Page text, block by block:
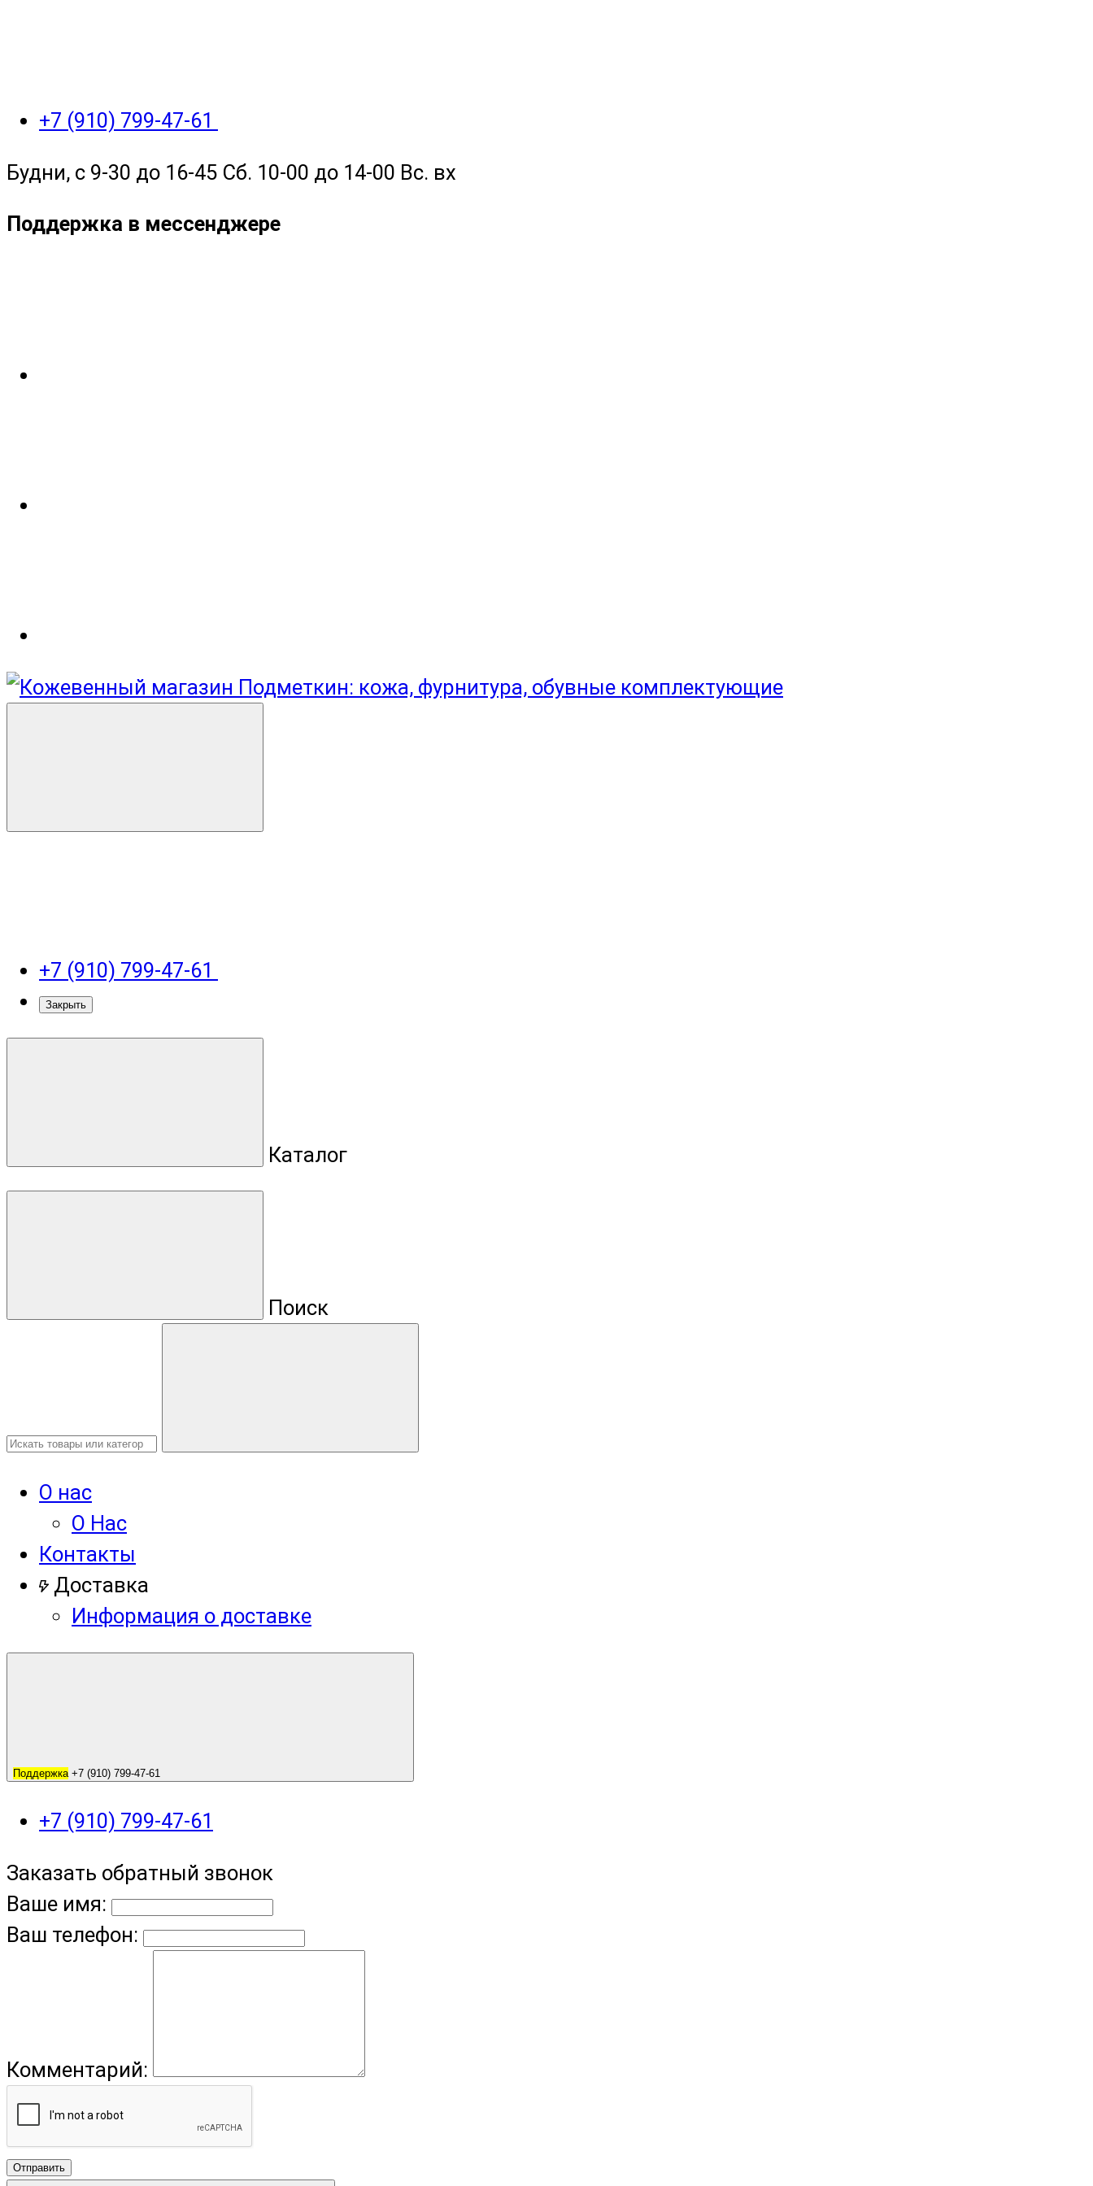
+7 (910) 799-47-61
Будни, с 9-30 до 16-45 Сб. 10-00 до 14-00 Вс. вх
Поддержка в мессенджере
+7 (910) 799-47-61
Закрыть
Каталог
Поиск
О нас
О Нас
Контакты
Доставка
Информация о доставке
Поддержка +7 (910) 799-47-61
+7 (910) 799-47-61
Заказать обратный звонок
Ваше имя:
Ваш телефон:
Комментарий:
Отправить